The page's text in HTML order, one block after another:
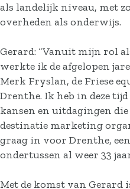
als landelijk niveau, met
overheden als onderwijs.
Gerard: “Vanuit mijn rol
werkte ik de afgelopen
Merk Fryslan, de Friese
Drenthe. Ik heb in deze
kansen en uitdagingen
destinatie marketing
graag in voor Drenthe,
ondertussen al weer 33
Met de komst van Gerard